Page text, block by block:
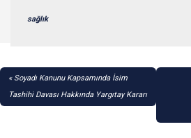
sağlık
YAZI
GEZINMESI
Soyadı Kanunu Kapsamında İsim
Tashihi Davası Hakkında Yargıtay Kararı